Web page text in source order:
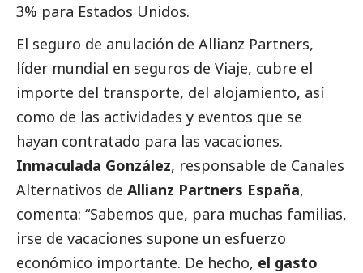
3% para Estados Unidos.
El seguro de anulación de Allianz Partners,
líder mundial en seguros de Viaje, cubre el
importe del transporte, del alojamiento, así
como de las actividades y eventos que se
hayan contratado para las vacaciones.
Inmaculada González, responsable de Canales
Alternativos de Allianz Partners España,
comenta: “Sabemos que, para muchas familias,
irse de vacaciones supone un esfuerzo
económico importante. De hecho, el gasto